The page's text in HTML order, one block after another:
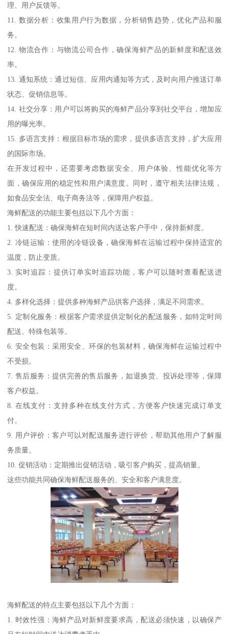
理、用户反馈等。
11. 数据分析：收集用户行为数据，分析销售趋势，优化产品和服
务。
12. 物流合作：与物流公司合作，确保海鲜产品的新鲜度和配送效
率。
13. 通知系统：通过短信、应用内通知等方式，及时向用户推送订单
状态、促销信息等。
14. 社交分享：用户可以将购买的海鲜产品分享到社交平台，增加应
用的曝光率。
15. 多语言支持：根据目标市场的需求，提供多语言支持，扩大应用
的国际市场。
在开发过程中，还需要考虑数据安全、用户体验、性能优化等方
面，确保应用的稳定性和用户满意度。同时，遵守相关法律法规，
如食品安全法、电子商务法等，保障用户权益。
海鲜配送的功能主要包括以下几个方面：
1. 快速配送：确保海鲜在短时间内送达客户手中，保持新鲜度。
2. 冷链运输：使用的冷链设备，确保海鲜在运输过程中保持适宜的
温度，防止变质。
3. 实时追踪：提供订单实时追踪功能，客户可以随时查看配送进
度。
4. 多样化选择：提供多种海鲜产品供客户选择，满足不同需求。
5. 定制化服务：根据客户需求提供定制化的配送服务，如特定时间
配送、特殊包装等。
6. 安全包装：采用安全、环保的包装材料，确保海鲜在运输过程中
不受损。
7. 售后服务：提供完善的售后服务，如退换货、投诉处理等，保障
客户权益。
8. 在线支付：支持多种在线支付方式，方便客户快速完成订单支
付。
9. 用户评价：客户可以对配送服务进行评价，帮助其他用户了解服
务质量。
10. 促销活动：定期推出促销活动，吸引客户购买，提高销量。
这些功能共同确保海鲜配送服务的、安全和客户满意度。
海鲜配送的特点主要包括以下几个方面：
1. 时效性强：海鲜产品对新鲜度要求高，配送必须快速，以确保产